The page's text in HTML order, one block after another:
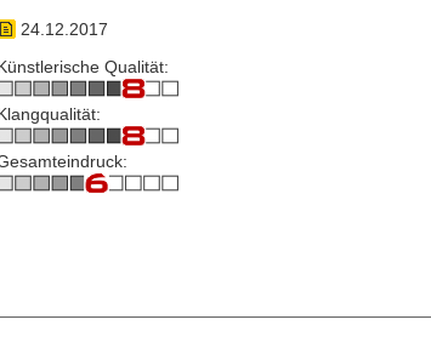
24.12.2017
Qualität: